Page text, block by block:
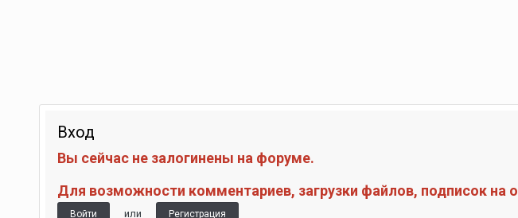
Вход
Вы сейчас не залогинены на форуме.
Для возможности комментариев, загрузки файлов, подписок на
Войти или Регистрация